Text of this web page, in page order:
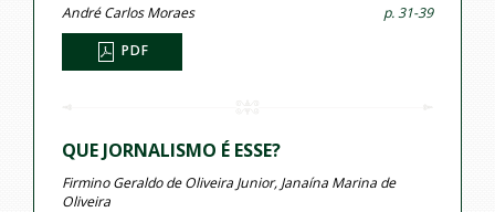
André Carlos Moraes p. 31-39
PDF
QUE JORNALISMO É ESSE?
Firmino Geraldo de Oliveira Junior, Janaína Marina de
Oliveira